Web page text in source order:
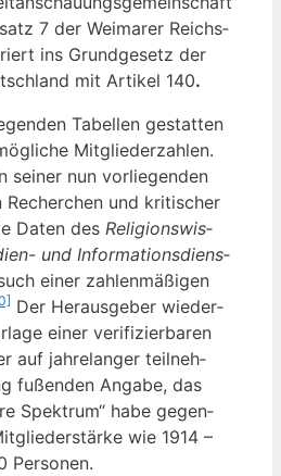
7 der Wei­ma­rer Reichs­
ins Grund­ge­setz der
mit Arti­kel 140.
Tabel­len gestat­ten
Mit­glie­der­zah­len.
sei­ner nun vor­lie­gen­den
Recher­chen und kri­ti­scher
Daten des Reli­gi­ons­wis­
und Infor­ma­ti­ons­diens­
einer zah­len­mä­ßi­gen
Der Her­aus­ge­ber wie­der­
einer veri­fi­zier­ba­ren
auf jah­re­lan­ger teil­neh­
fußen­den Anga­be, das
Spek­trum“ habe gegen­
wie 1914 –
Personen.